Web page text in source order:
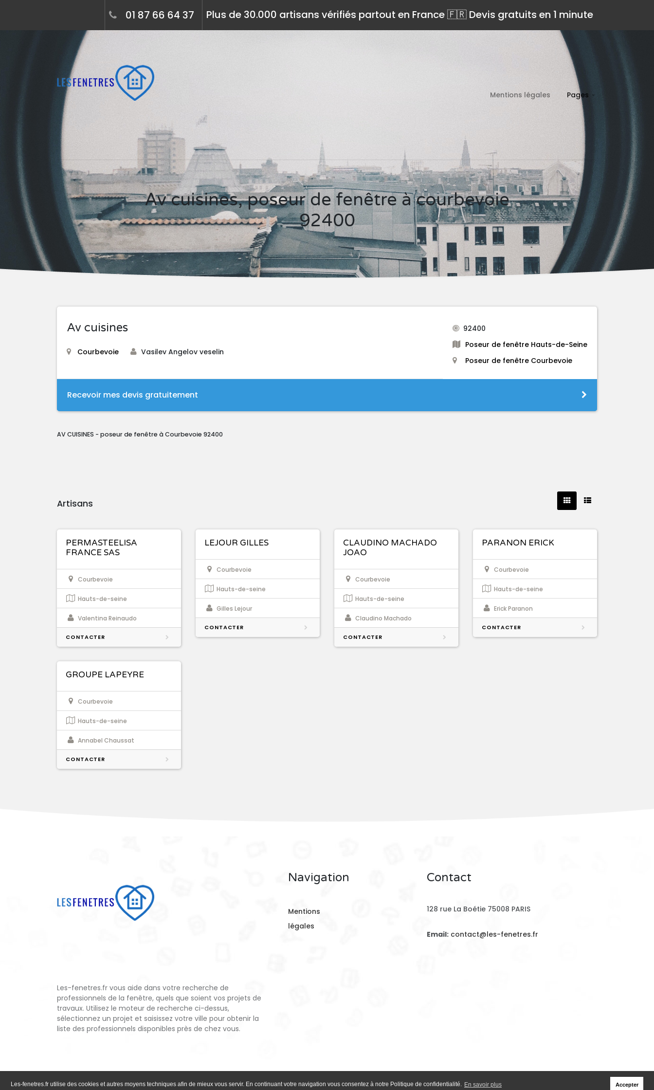
Les-fenetres.fr utilise des cookies et autres moyens techniques afin de mieux vous servir. En continuant votre navigation vous consentez à notre Politique de confidentialité. En savoir plus Accepter
Plus de 30.000 artisans vérifiés partout en France 🇫🇷 Devis gratuits en 1 minute
01 87 66 64 37
Mentions légales Pages
Av cuisines, poseur de fenêtre à courbevoie
92400
Av cuisines
Courbevoie Vasilev Angelov veselin
92400
Poseur de fenêtre Hauts-de-Seine
Poseur de fenêtre Courbevoie
Recevoir mes devis gratuitement
AV CUISINES - poseur de fenêtre à Courbevoie 92400
Artisans
PERMASTEELISA
FRANCE SAS
Courbevoie
Hauts-de-seine
Valentina Reinaudo
CONTACTER
LEJOUR GILLES
Courbevoie
Hauts-de-seine
Gilles Lejour
CONTACTER
CLAUDINO MACHADO
JOAO
Courbevoie
Hauts-de-seine
Claudino Machado
CONTACTER
PARANON ERICK
Courbevoie
Hauts-de-seine
Erick Paranon
CONTACTER
GROUPE LAPEYRE
Courbevoie
Hauts-de-seine
Annabel Chaussat
CONTACTER
Les-fenetres.fr vous aide dans votre recherche de
professionnels de la fenêtre, quels que soient vos projets de
travaux. Utilisez le moteur de recherche ci-dessus,
sélectionnez un projet et saisissez votre ville pour obtenir la
liste des professionnels disponibles près de chez vous.
Navigation
Mentions
légales
Contact
128 rue La Boétie 75008 PARIS
Email: contact@les-fenetres.fr